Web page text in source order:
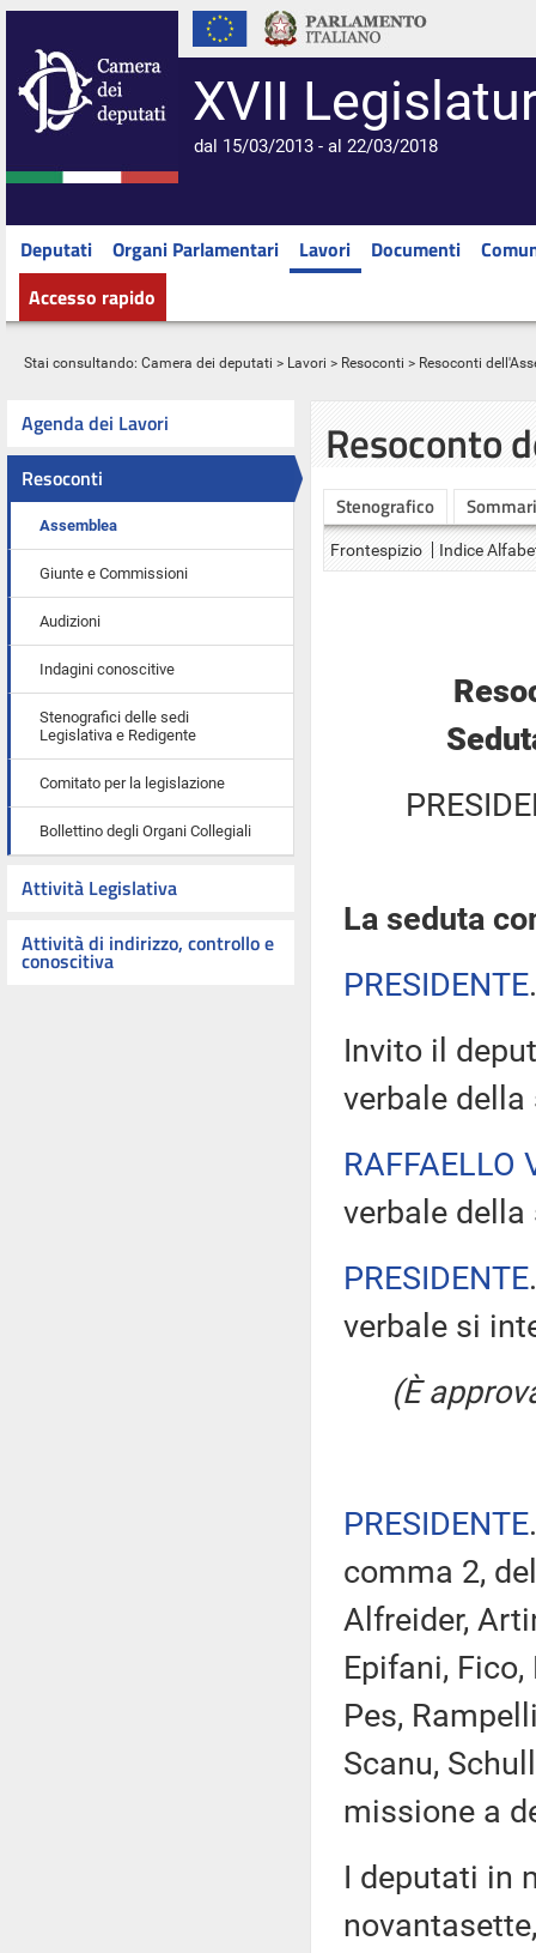
XVII
dal 15/03/2013 - al 22/03/2018
Deputati Organi Parlamentari Lavori Documenti
Accesso rapido
Stai consultando: Camera dei deputati > Lavori > Resoconti > Resoconti
Agenda dei Lavori
Resoconti
Assemblea
Giunte e Commissioni
Audizioni
Indagini conoscitive
Stenografici delle sedi
Legislativa e Redigente
Comitato per la legislazione
Bollettino degli Organi Collegiali
Attività Legislativa
Attività di indirizzo, controllo e
conoscitiva
Resoconto
Stenografico
Frontespizio Indice
La seduta
PRESIDENTE
Invito il
verbale della
RAFFAELLO
verbale
PRESIDENTE
verbale si
(È
PRESIDENTE
comma 2,
Alfreider,
Epifani,
Pes,
Scanu,
missione a
I deputati in